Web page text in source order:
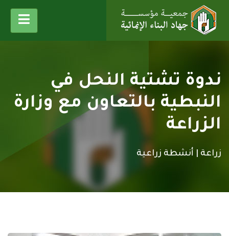
ندوة تشتية النحل في
النبطية بالتعاون مع وزارة
الزراعة
زراعة | أنشطة زراعية